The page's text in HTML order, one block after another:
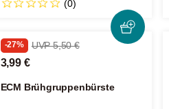
(0)
-27% UVP 5,50 €
3,99 €
ECM Brühgruppenbürste